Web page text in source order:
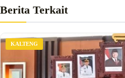
Berita Terkait
KALTENG